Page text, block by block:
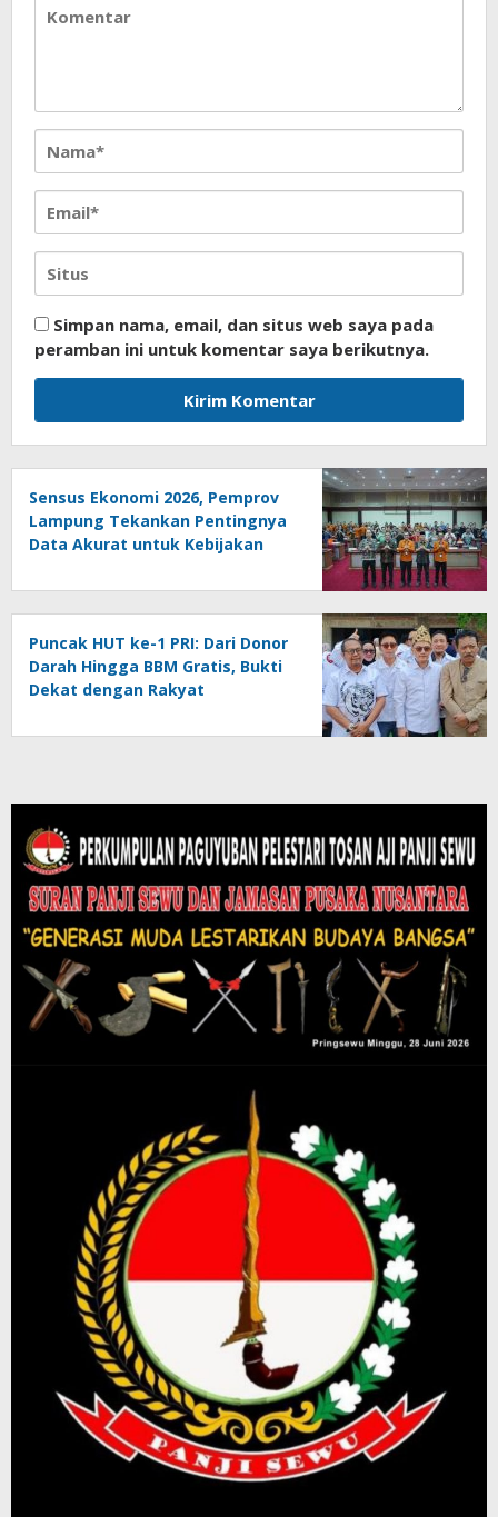
Simpan nama, email, dan situs web saya pada
peramban ini untuk komentar saya berikutnya.
Sensus Ekonomi 2026, Pemprov
Lampung Tekankan Pentingnya
Data Akurat untuk Kebijakan
Puncak HUT ke-1 PRI: Dari Donor
Darah Hingga BBM Gratis, Bukti
Dekat dengan Rakyat